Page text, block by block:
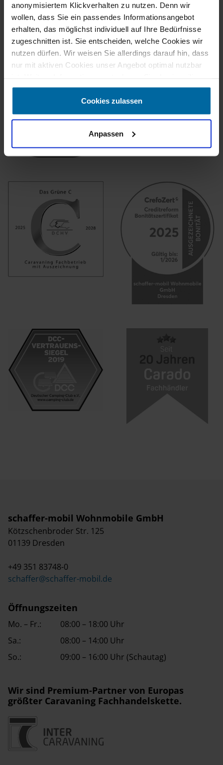
anonymisiertem Klickverhalten zu nutzen. Denn wir
wollen, dass Sie ein passendes Informationsangebot
erhalten, das möglichst individuell auf Ihre Bedürfnisse
zugeschnitten ist. Sie entscheiden, welche Cookies wir
nutzen dürfen. Wir weisen Sie allerdings darauf hin, dass
nur mit aktiven Cookies unser Angebot optimal nutzbar
Erläuterungen und unserer Datenschutzerklärung.
Cookies zulassen
Anpassen
schaffer-mobil Wohnmobile GmbH
Kötzschenbroder Str. 125
01139 Dresden
+49 351 83748-0
schaffer@schaffer-mobil.de
Öffnungszeiten
Mo. – Fr.:
08:00 – 18:00 Uhr
Sa.:
08:00 – 14:00 Uhr
So.:
09:00 – 16:00 Uhr (Schautag)
Wir sind Premium-Partner von Europas
größter Caravaning Fachhandelskette.